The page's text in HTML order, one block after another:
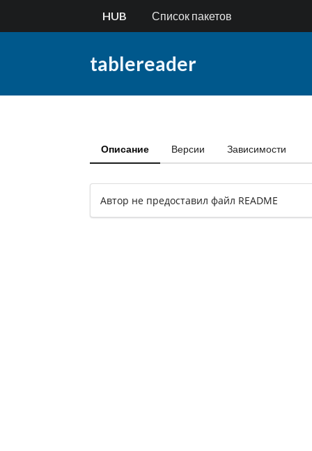
HUB Список пакетов
tablereader
Описание Версии Зависимости
Автор не предоставил файл README